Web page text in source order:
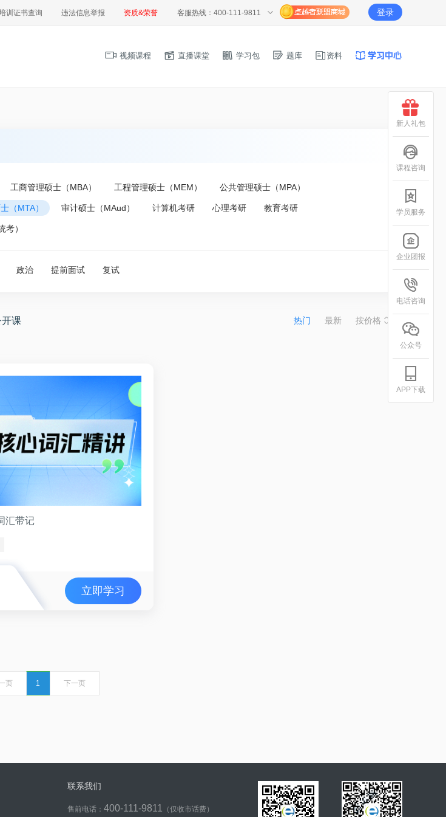
训证书查询 违法信息举报 资质&荣誉 客服热线：400-111-9811 登录
视频课程 直播课堂 学习包 题库 资料
工商管理硕士（MBA） 工程管理硕士（MEM） 公共管理硕士（MPA）
（MTA） 审计硕士（MAud） 计算机考研 心理考研 教育考研
考）
政治 提前面试 复试
课 热门 最新 按价格
汇带记
立即学习
页 1 下一页
联系我们
售前电话： 400-111-9811 （仅收市话费）
新人礼包
课程咨询
学员服务
企业团报
电话咨询
公众号
APP下载